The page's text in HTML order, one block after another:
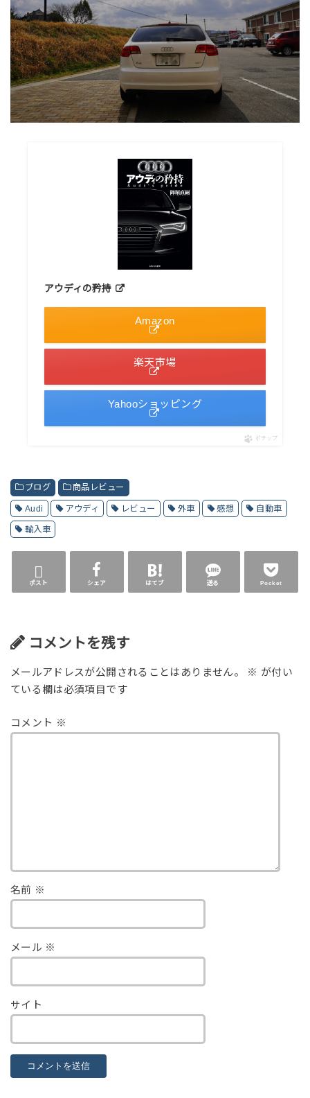
アウディの矜持
Amazon
楽天市場
Yahooショッピング
ポチップ
ブログ 商品レビュー
Audi アウディ レビュー 外車 感想 自動車
輸入車
ポスト シェア はてブ 送る Pocket
コメントを残す
メールアドレスが公開されることはありません。 ※ が付い
ている欄は必須項目です
コメント ※
名前 ※
メール ※
サイト